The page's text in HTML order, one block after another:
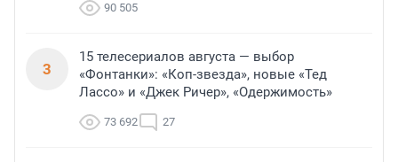
90 505
3
15 телесериалов августа — выбор
«Фонтанки»: «Коп-звезда», новые «Тед
Лассо» и «Джек Ричер», «Одержимость»
73 692 27